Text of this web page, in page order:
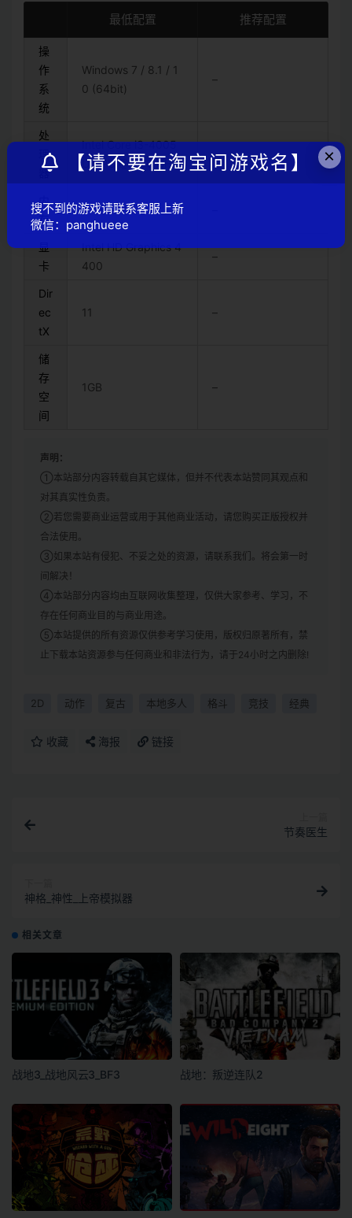
最低配置 推荐配置
操
作
系
统
Windows 7 / 8.1 / 1
0 (64bit)
–
处
理
器
Intel Core i3-4005
U CPU @ 1.70 GHz
–
内
存
4 GB RAM
显
卡
Intel HD Graphics 4
400
–
Dir
ec
tX
11 –
储
存
空
间
1GB –
声明：
①本站部分内容转载自其它媒体，但并不代表本站赞同其观点和
对其真实性负责。
②若您需要商业运营或用于其他商业活动，请您购买正版授权并
合法使用。
③如果本站有侵犯、不妥之处的资源，请联系我们。将会第一时
间解决！
④本站部分内容均由互联网收集整理，仅供大家参考、学习，不
存在任何商业目的与商业用途。
⑤本站提供的所有资源仅供参考学习使用，版权归原著所有，禁
止下载本站资源参与任何商业和非法行为，请于24小时之内删除!
2D 动作 复古 本地多人 格斗 竞技 经典
收藏 海报 链接
节奏医生
神格_神性_上帝模拟器
相关文章
战地3_战地风云3_BF3 战地：叛逆连队2
×
【请不要在淘宝问游戏名】
搜不到的游戏请联系客服上新
微信：panghueee